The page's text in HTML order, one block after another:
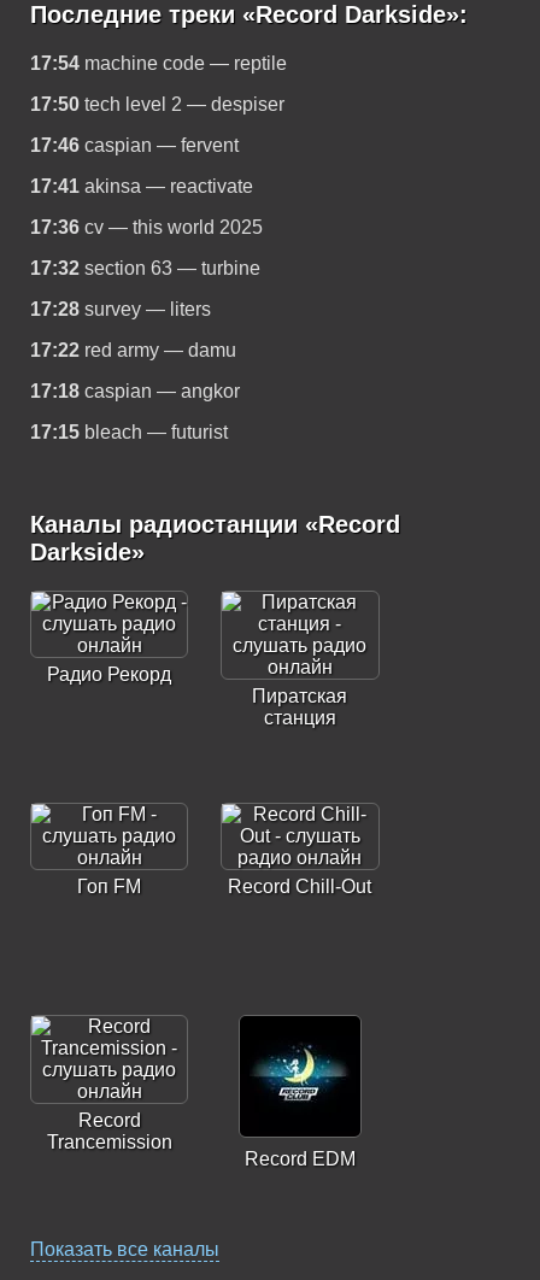
Последние треки «Record Darkside»:
17:54 machine code — reptile
17:50 tech level 2 — despiser
17:46 caspian — fervent
17:41 akinsa — reactivate
17:36 cv — this world 2025
17:32 section 63 — turbine
17:28 survey — liters
17:22 red army — damu
17:18 caspian — angkor
17:15 bleach — futurist
Каналы радиостанции «Record
Darkside»
Радио Рекорд
Пиратская
станция
Гоп FM Record Chill-Out
Record
Trancemission
Record EDM
Показать все каналы